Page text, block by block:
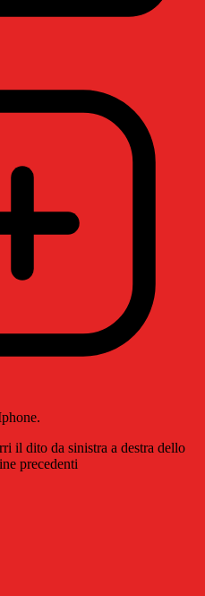
il dito da sinistra a destra dello
precedenti